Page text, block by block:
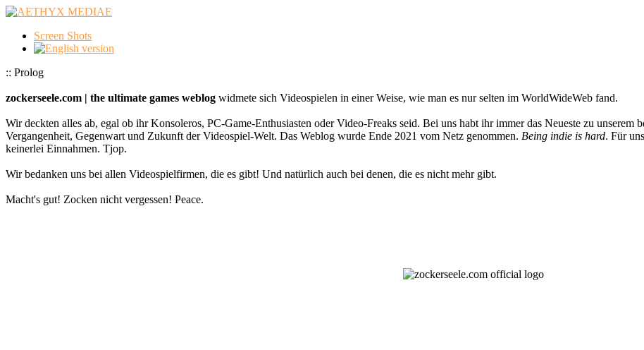
Screen Shots
:: Prolog
zockerseele.com | the ultimate games weblog widmete sich Videospielen in einer Weise, wie man es nur selten im WorldWideWeb fand.
Wir deckten alles ab, egal ob ihr Konsoleros, PC-Game-Enthusiasten oder Video-Freaks seid. Bei uns habt ihr immer das Neueste zu
Vergangenheit, Gegenwart und Zukunft der Videospiel-Welt. Das Weblog wurde Ende 2021 vom Netz genommen. Being indie is hard. Für
keinerlei Einnahmen. Tjop.
Wir bedanken uns bei allen Videospielfirmen, die es gibt! Und natürlich auch bei denen, die es nicht mehr gibt.
Macht's gut! Zocken nicht vergessen! Peace.